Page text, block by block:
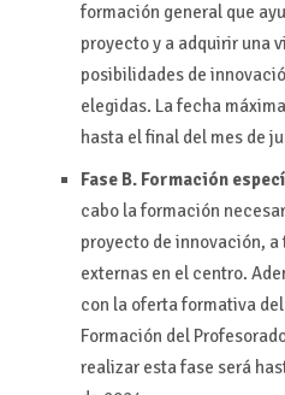
formación general que
proyecto y a adquirir una
posibilidades de
elegidas. La fecha
hasta el final del mes de
Fase B. Formación
cabo la formación
proyecto de innovación,
externas en el centro.
con la oferta formativa
Formación del
realizar esta fase será